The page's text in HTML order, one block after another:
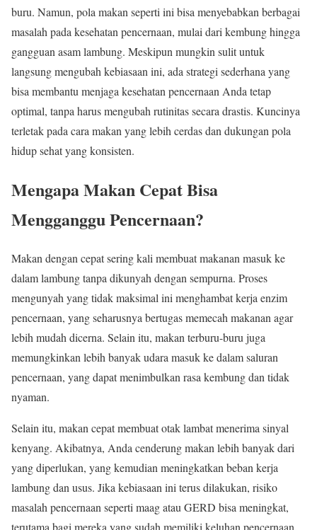
buru. Namun, pola makan seperti ini bisa menyebabkan berbagai
masalah pada kesehatan pencernaan, mulai dari kembung hingga
gangguan asam lambung. Meskipun mungkin sulit untuk
langsung mengubah kebiasaan ini, ada strategi sederhana yang
bisa membantu menjaga kesehatan pencernaan Anda tetap
optimal, tanpa harus mengubah rutinitas secara drastis. Kuncinya
terletak pada cara makan yang lebih cerdas dan dukungan pola
hidup sehat yang konsisten.
Mengapa Makan Cepat Bisa
Mengganggu Pencernaan?
Makan dengan cepat sering kali membuat makanan masuk ke
dalam lambung tanpa dikunyah dengan sempurna. Proses
mengunyah yang tidak maksimal ini menghambat kerja enzim
pencernaan, yang seharusnya bertugas memecah makanan agar
lebih mudah dicerna. Selain itu, makan terburu-buru juga
memungkinkan lebih banyak udara masuk ke dalam saluran
pencernaan, yang dapat menimbulkan rasa kembung dan tidak
nyaman.
Selain itu, makan cepat membuat otak lambat menerima sinyal
kenyang. Akibatnya, Anda cenderung makan lebih banyak dari
yang diperlukan, yang kemudian meningkatkan beban kerja
lambung dan usus. Jika kebiasaan ini terus dilakukan, risiko
masalah pencernaan seperti maag atau GERD bisa meningkat,
terutama bagi mereka yang sudah memiliki keluhan pencernaan.